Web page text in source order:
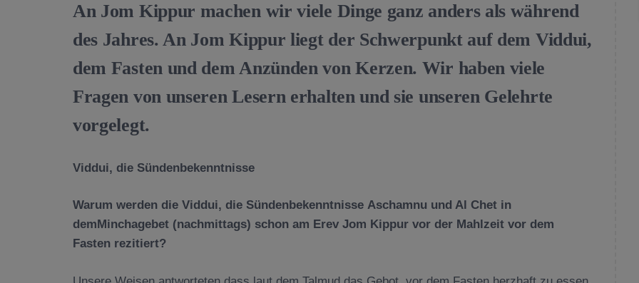
An Jom Kippur machen wir viele Dinge ganz anders als während
des Jahres. An Jom Kippur liegt der Schwerpunkt auf dem Viddui,
dem Fasten und dem Anzünden von Kerzen. Wir haben viele
Fragen von unseren Lesern erhalten und sie unseren Gelehrte
vorgelegt.
Viddui, die Sündenbekenntnisse
Warum werden die Viddui, die Sündenbekenntnisse Aschamnu und Al Chet in
demMinchagebet (nachmittags) schon am Erev Jom Kippur vor der Mahlzeit vor dem
Fasten rezitiert?